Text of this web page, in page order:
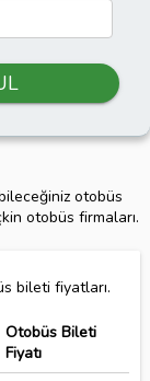
otobüs
otobüs firmaları.
bileti fiyatları.
Otobüs Bileti
Fiyatı